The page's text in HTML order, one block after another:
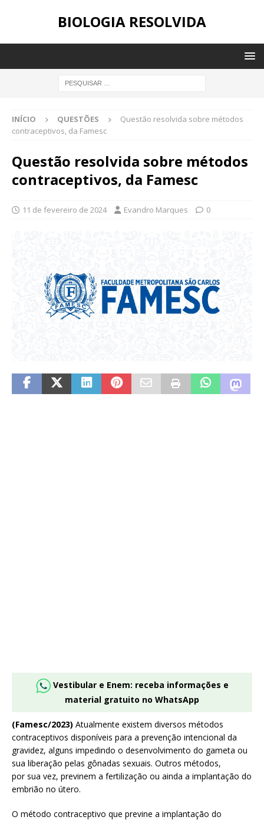
BIOLOGIA RESOLVIDA
INÍCIO QUESTÕES
Questão resolvida sobre métodos
contraceptivos, da Famesc
Questão resolvida sobre métodos
contraceptivos, da Famesc
11 de fevereiro de 2024 Evandro Marques 0
Vestibular e Enem: receba informações e
material gratuito no WhatsApp
(Famesc/2023) Atualmente existem diversos métodos
contraceptivos disponíveis para a prevenção intencional da
gravidez, alguns impedindo o desenvolvimento do gameta ou
sua liberação pelas gônadas sexuais. Outros métodos,
por sua vez, previnem a fertilização ou ainda a implantação do
embrião no útero.
O método contraceptivo que previne a implantação do